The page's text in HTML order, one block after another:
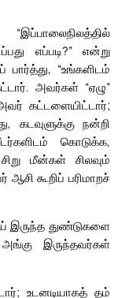
எப்படி?” என்று
“உங்களிடம்
அவர்கள் “ஏழு”
கட்டளையிட்டார்;
கடவுளுக்கு நன்றி
கொடுக்க,
மீன்கள் சிலவும்
கூறிப் பரிமாறச்
இருந்த துண்டுகளை
இருந்தவர்கள்
உடனடியாகத் தம்